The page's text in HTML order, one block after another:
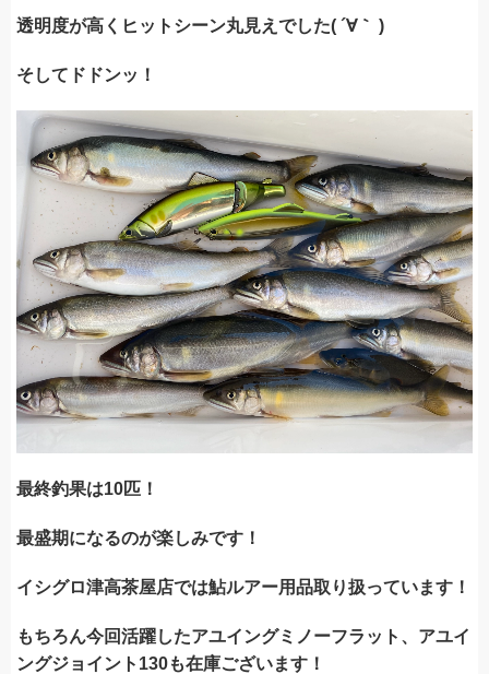
透明度が高くヒットシーン丸見えでした( ´∀｀ )
そしてドドンッ！
最終釣果は10匹！
最盛期になるのが楽しみです！
イシグロ津高茶屋店では鮎ルアー用品取り扱っています！
もちろん今回活躍したアユイングミノーフラット、アユイ
ングジョイント130も在庫ございます！